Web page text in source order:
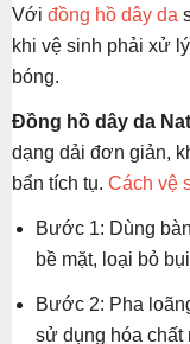
Với đồng hồ dây da
khi vệ sinh phải xử
bóng.
Đồng hồ dây da
dạng dải đơn giản,
bẩn tích tụ. Cách vệ
Bước 1: Dùng
bề mặt, loại bỏ
Bước 2: Pha
sử dụng hóa chất